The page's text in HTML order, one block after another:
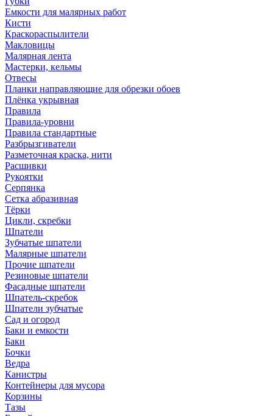
Емкости для малярных работ
Кисти
Краскораспылители
Макловицы
Малярная лента
Мастерки, кельмы
Отвесы
Планки направляющие для обрезки обоев
Плёнка укрывная
Правила
Правила-уровни
Правила стандартные
Разбрызгиватели
Разметочная краска, нити
Расшивки
Рукоятки
Серпянка
Сетка абразивная
Тёрки
Цикли, скребки
Шпатели
Зубчатые шпатели
Малярные шпатели
Прочие шпатели
Резиновые шпатели
Фасадные шпатели
Шпатель-скребок
Шпатели зубчатые
Сад и огород
Баки и емкости
Баки
Бочки
Ведра
Канистры
Контейнеры для мусора
Корзины
Тазы